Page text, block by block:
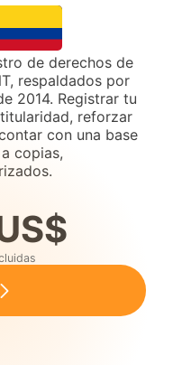
de derechos de
respaldados por
2014. Registrar tu
reforzar
con una base
copias,